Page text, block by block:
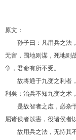
原文：
孙子曰：凡用兵之法
无留，围地则谋，死地则
争，君命有所不受。
故将通于九变之利者
利矣；治兵不知九变之术
是故智者之虑，必杂
屈诸侯者以害，役诸侯者
故用兵之法，无恃其